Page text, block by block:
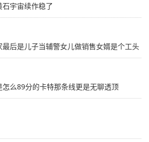
石宇宙续作稳了
后是儿子当辅警女儿做销售女婿是个工头
么89分的卡特那条线更是无聊透顶